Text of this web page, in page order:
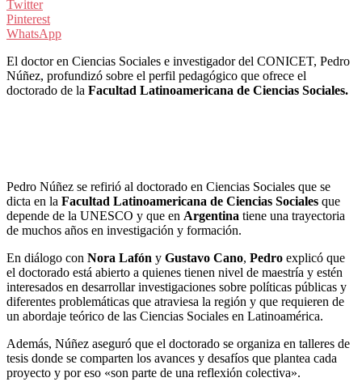
Twitter
Pinterest
WhatsApp
El doctor en Ciencias Sociales e investigador del CONICET, Pedro
Núñez, profundizó sobre el perfil pedagógico que ofrece el
doctorado de la Facultad Latinoamericana de Ciencias Sociales.
Pedro Núñez se refirió al doctorado en Ciencias Sociales que se
dicta en la Facultad Latinoamericana de Ciencias Sociales que
depende de la UNESCO y que en Argentina tiene una trayectoria
de muchos años en investigación y formación.
En diálogo con Nora Lafón y Gustavo Cano, Pedro explicó que
el doctorado está abierto a quienes tienen nivel de maestría y estén
interesados en desarrollar investigaciones sobre políticas públicas y
diferentes problemáticas que atraviesa la región y que requieren de
un abordaje teórico de las Ciencias Sociales en Latinoamérica.
Además, Núñez aseguró que el doctorado se organiza en talleres de
tesis donde se comparten los avances y desafíos que plantea cada
proyecto y por eso «son parte de una reflexión colectiva».